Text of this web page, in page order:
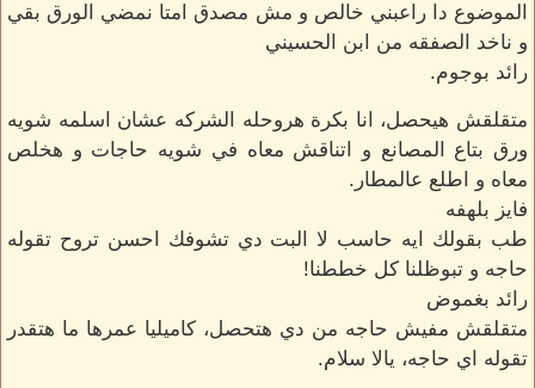
الموضوع دا راعبني خالص و مش مصدق امتا نمضي الورق بقي
و ناخد الصفقه من ابن الحسيني
رائد بوجوم.
متقلقش هيحصل، انا بكرة هروحله الشركه عشان اسلمه شويه
ورق بتاع المصانع و اتناقش معاه في شويه حاجات و هخلص
معاه و اطلع عالمطار.
فايز بلهفه
طب بقولك ايه حاسب لا البت دي تشوفك احسن تروح تقوله
حاجه و تبوظلنا كل خططنا!
رائد بغموض
متقلقش مفيش حاجه من دي هتحصل، كاميليا عمرها ما هتقدر
تقوله اي حاجه، يالا سلام.